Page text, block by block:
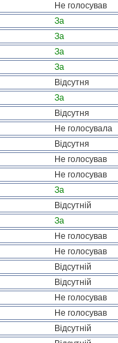
Не голосував
За
За
За
За
Відсутня
За
Відсутня
Не голосувала
Відсутня
Не голосував
Не голосував
За
Відсутній
За
Не голосував
Не голосував
Відсутній
Відсутній
Не голосував
Не голосував
Відсутній